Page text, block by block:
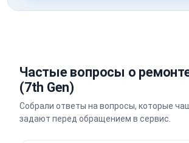
Частые вопросы о
(7th Gen)
Собрали ответы на вопросы, которые
задают перед обращением в сервис.